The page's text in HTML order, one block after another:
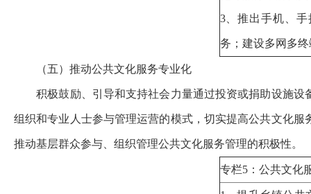
3、推出手机、
务；建设多网多
（五）推动公共文化服务专业化
积极鼓励、引导和支持社会力量通过投资或捐助设施
组织和专业人士参与管理运营的模式，切实提高公共文化
推动基层群众参与、组织管理公共文化服务管理的积极性。
专栏5：公共文化